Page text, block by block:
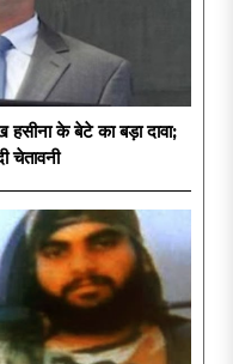
हसीना के बेटे का बड़ा दावा;
चेतावनी